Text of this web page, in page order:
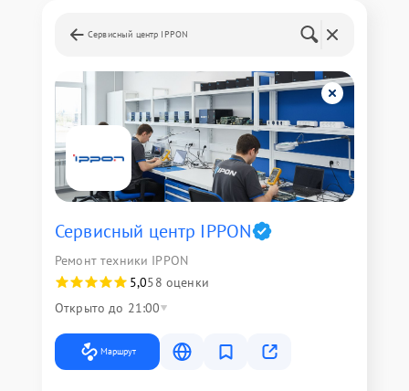
Сервисный центр IPPON
Сервисный центр IPPON
Ремонт техники IPPON
5,058 оценки
Открыто до 21:00
Маршрут